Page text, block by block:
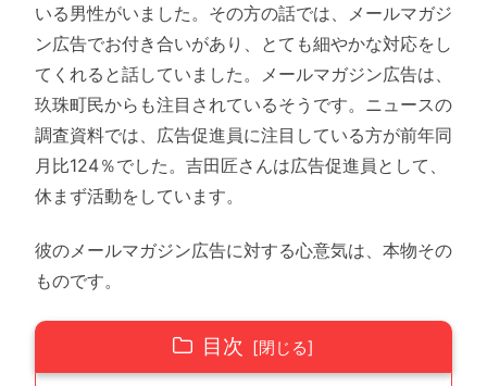
いる男性がいました。その方の話では、メールマガジ
ン広告でお付き合いがあり、とても細やかな対応をし
てくれると話していました。メールマガジン広告は、
玖珠町民からも注目されているそうです。ニュースの
調査資料では、広告促進員に注目している方が前年同
月比124％でした。吉田匠さんは広告促進員として、
休まず活動をしています。
彼のメールマガジン広告に対する心意気は、本物その
ものです。
目次